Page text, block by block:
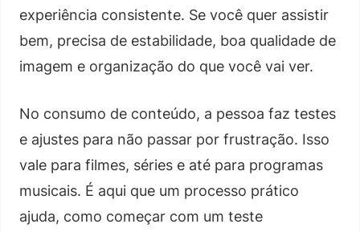
experiência consistente. Se você quer assistir
bem, precisa de estabilidade, boa qualidade de
imagem e organização do que você vai ver.
No consumo de conteúdo, a pessoa faz testes
e ajustes para não passar por frustração. Isso
vale para filmes, séries e até para programas
musicais. É aqui que um processo prático
ajuda, como começar com um teste